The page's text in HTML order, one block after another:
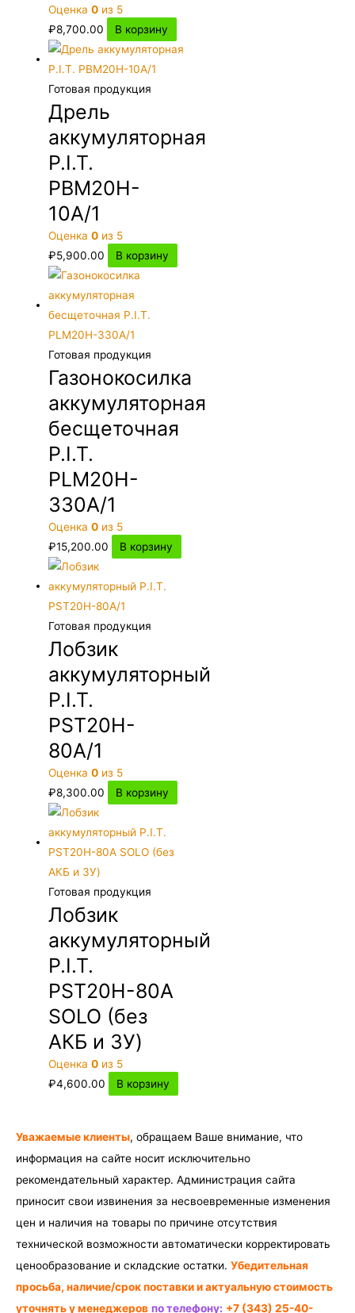
Оценка0 из 5
₽8,700.00 В корзину
Готовая продукция
Дрель
аккумуляторная
P.I.T.
PBM20H-
10A/1
Оценка0 из 5
₽5,900.00 В корзину
Готовая продукция
Газонокосилка
аккумуляторная
бесщеточная
P.I.T.
PLM20H-
330A/1
Оценка0 из 5
₽15,200.00 В корзину
Готовая продукция
Лобзик
аккумуляторный
P.I.T.
PST20H-
80A/1
Оценка0 из 5
₽8,300.00 В корзину
Готовая продукция
Лобзик
аккумуляторный
P.I.T.
PST20H-80A
SOLO (без
АКБ и ЗУ)
Оценка0 из 5
₽4,600.00 В корзину
Уважаемые клиенты, обращаем Ваше внимание, что
информация на сайте носит исключительно
рекомендательный характер. Администрация сайта
приносит свои извинения за несвоевременные изменения
цен и наличия на товары по причине отсутствия
технической возможности автоматически корректировать
ценообразование и складские остатки. Убедительная
просьба, наличие/срок поставки и актуальную стоимость
уточнять у менеджеров по телефону: +7 (343) 25-40-